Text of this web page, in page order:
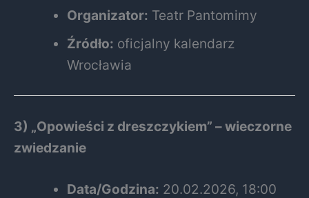
Organizator: Teatr Pantomimy
Źródło: oficjalny kalendarz
Wrocławia
3) „Opowieści z dreszczykiem” – wieczorne
zwiedzanie
Data/Godzina: 20.02.2026, 18:00